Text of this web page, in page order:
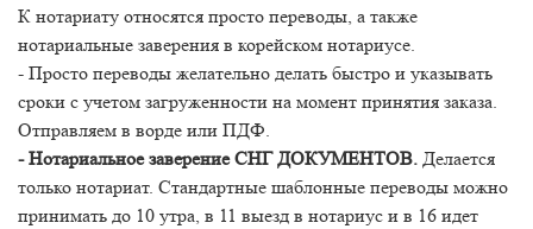
К нотариату относятся просто переводы, а также
нотариальные заверения в корейском нотариусе.
- Просто переводы желательно делать быстро и указывать
сроки с учетом загруженности на момент принятия заказа.
Отправляем в ворде или ПДФ.
- Нотариальное заверение СНГ ДОКУМЕНТОВ. Делается
только нотариат. Стандартные шаблонные переводы можно
принимать до 10 утра, в 11 выезд в нотариус и в 16 идет